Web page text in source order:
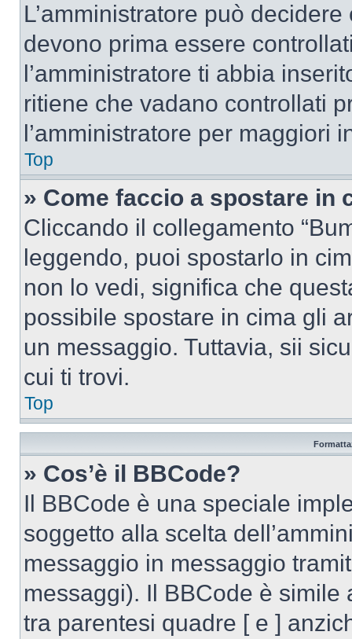
L’amministratore può
devono prima essere
l’amministratore ti abbia
ritiene che vadano controllati
l’amministratore per maggiori
Top
» Come faccio a spostare in
Cliccando il collegamento
leggendo, puoi spostarlo in
non lo vedi, significa che
possibile spostare in cima gli
un messaggio. Tuttavia, sii
cui ti trovi.
Top
» Cos’è il BBCode?
Il BBCode è una speciale
soggetto alla scelta
messaggio in messaggio
messaggi). Il BBCode è simile
tra parentesi quadre [ e ]